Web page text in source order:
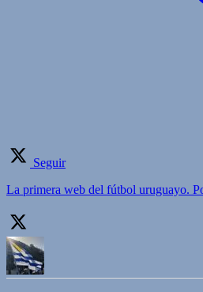
Seguir
La primera web del fútbol uruguayo.